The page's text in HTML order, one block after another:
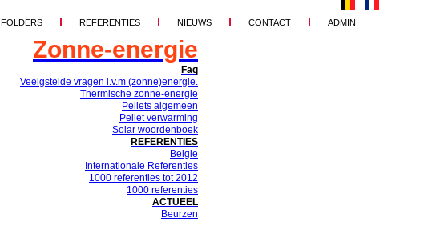
FOLDERS REFERENTIES NIEUWS CONTACT ADMIN
Zonne-energie
Faq
Veelgstelde vragen i.v.m (zonne)energie.
Thermische zonne-energie
Pellets algemeen
Pellet verwarming
Solar woordenboek
REFERENTIES
Belgie
Internationale Referenties
1000 referenties tot 2012
1000 referenties
ACTUEEL
Beurzen